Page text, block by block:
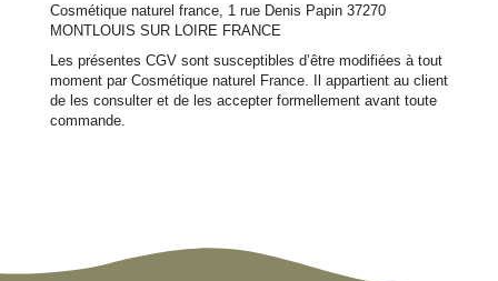
Cosmétique naturel france, 1 rue Denis Papin 37270
MONTLOUIS SUR LOIRE FRANCE
Les présentes CGV sont susceptibles d’être modifiées à tout
moment par Cosmétique naturel France. Il appartient au client
de les consulter et de les accepter formellement avant toute
commande.